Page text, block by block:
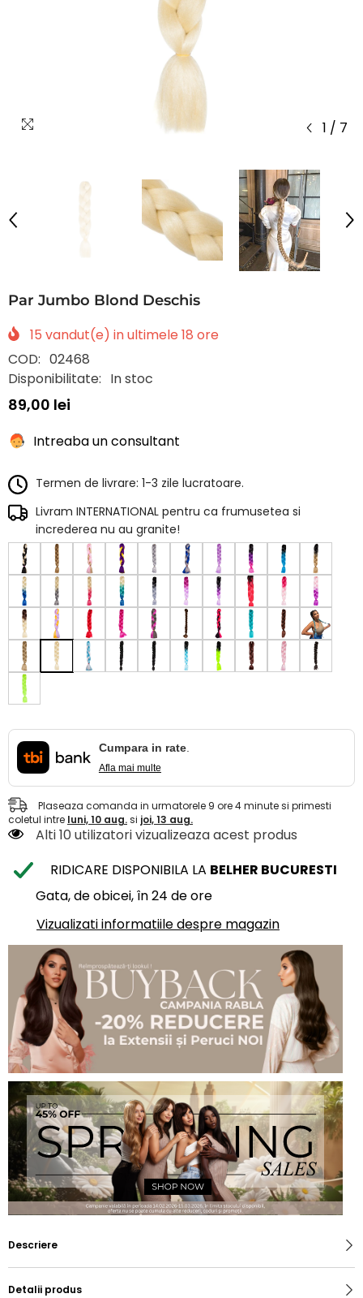
1 / 7
Par Jumbo Blond Deschis
15 vandut(e) in ultimele 18 ore
COD: 02468
Disponibilitate: In stoc
89,00 lei
Intreaba un consultant
Termen de livrare: 1-3 zile lucratoare.
Livram INTERNATIONAL pentru ca frumusetea si
increderea nu au granite!
Cumpara in rate.
Afla mai multe
Plaseaza comanda in urmatorele 9 ore4minutesi primesti
coletul intre luni, 10 aug.si joi, 13 aug.
Alti 10 utilizatori vizualizeaza acest produs
RIDICARE DISPONIBILA LA BELHER BUCURESTI
Gata, de obicei, în 24 de ore
Vizualizati informatiile despre magazin
Descriere
Detalii produs